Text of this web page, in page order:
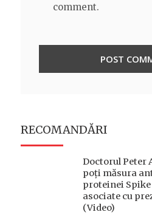
comment.
RECOMANDĂRI
Doctorul Peter
poți măsura
proteinei
asociate cu
(Video)